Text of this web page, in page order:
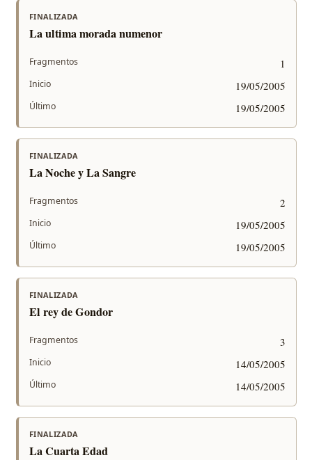
FINALIZADA
La ultima morada numenor
Fragmentos 1
Inicio 19/05/2005
Último 19/05/2005
FINALIZADA
La Noche y La Sangre
Fragmentos 2
Inicio 19/05/2005
Último 19/05/2005
FINALIZADA
El rey de Gondor
Fragmentos 3
Inicio 14/05/2005
Último 14/05/2005
FINALIZADA
La Cuarta Edad